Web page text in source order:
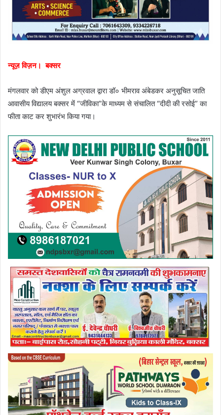
न्यूज़ विज़न। बक्सर
मंगलवार को डीएम अंशुल अग्रवाल द्वारा डॉ० भीमराव अंबेडकर अनुसूचित जाति
आवासीय विद्यालय बक्सर में “जीविका”के माध्यम से संचालित “दीदी की रसोई” का
फीता काट कर शुभारंभ किया गया।